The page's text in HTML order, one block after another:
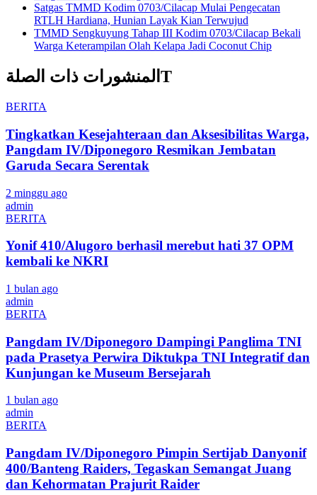
Satgas TMMD Kodim 0703/Cilacap Mulai Pengecatan
RTLH Hardiana, Hunian Layak Kian Terwujud
TMMD Sengkuyung Tahap III Kodim 0703/Cilacap Bekali
Warga Keterampilan Olah Kelapa Jadi Coconut Chip
المنشورات ذات الصلةT
BERITA
Tingkatkan Kesejahteraan dan Aksesibilitas Warga,
Pangdam IV/Diponegoro Resmikan Jembatan
Garuda Secara Serentak
2 minggu ago
admin
BERITA
Yonif 410/Alugoro berhasil merebut hati 37 OPM
kembali ke NKRI
1 bulan ago
admin
BERITA
Pangdam IV/Diponegoro Dampingi Panglima TNI
pada Prasetya Perwira Diktukpa TNI Integratif dan
Kunjungan ke Museum Bersejarah
1 bulan ago
admin
BERITA
Pangdam IV/Diponegoro Pimpin Sertijab Danyonif
400/Banteng Raiders, Tegaskan Semangat Juang
dan Kehormatan Prajurit Raider